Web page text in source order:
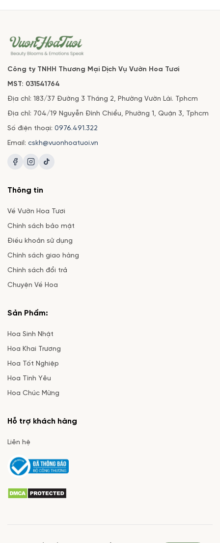
Công ty TNHH Thương Mại Dịch Vụ Vườn Hoa Tươi
MST: 031541764
Địa chỉ: 183/37 Đường 3 Tháng 2, Phường Vườn Lài. Tphcm
Địa chỉ: 704/19 Nguyễn Đình Chiểu, Phường 1, Quận 3, Tphcm
Số điện thoại: 0976.491.322
Email: cskh@vuonhoatuoi.vn
Thông tin
Về Vườn Hoa Tươi
Chính sách bảo mật
Điều khoản sử dụng
Chính sách giao hàng
Chính sách đổi trả
Chuyện Về Hoa
Sản Phẩm:
Hoa Sinh Nhật
Hoa Khai Trương
Hoa Tốt Nghiệp
Hoa Tình Yêu
Hoa Chúc Mừng
Hỗ trợ khách hàng
Liên hệ